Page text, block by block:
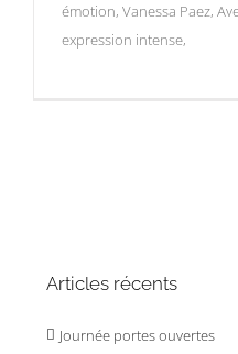
émotion, Vanessa Paez,
expression intense,
Articles récents
Journée portes ouvertes